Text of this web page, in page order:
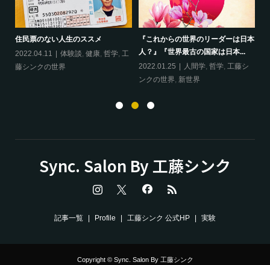
住民票のない人生のススメ
2022.04.11
体験談, 健康, 哲学, 工
藤シンクの世界
『これからの世界のリーダーは日本
人？』『世界最古の国家は日本...
2022.01.25
人間学, 哲学, 工藤シ
ンクの世界, 新世界
Sync. Salon By 工藤シンク
記事一覧 Profile 工藤シンク 公式HP 実験
Copyright © Sync. Salon By 工藤シンク